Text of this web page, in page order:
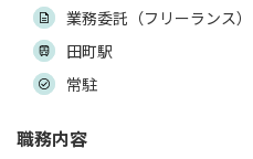
業務委託（フリーランス）
田町駅
常駐
職務内容